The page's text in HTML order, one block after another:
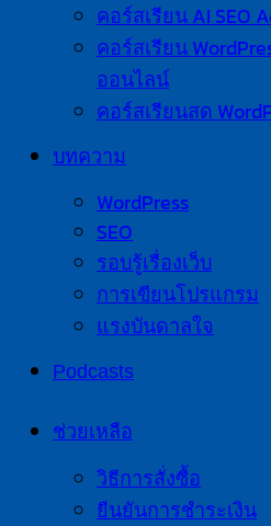
คอร์สเรียน AI SEO
คอร์สเรียน
ออนไลน์
คอร์สเรียนสด
บทความ
WordPress
SEO
รอบรู้เรื่องเว็บ
การเขียนโปรแกรม
แรงบันดาลใจ
Podcasts
ช่วยเหลือ
วิธีการสั่งซื้อ
ยืนยันการชำระเงิน